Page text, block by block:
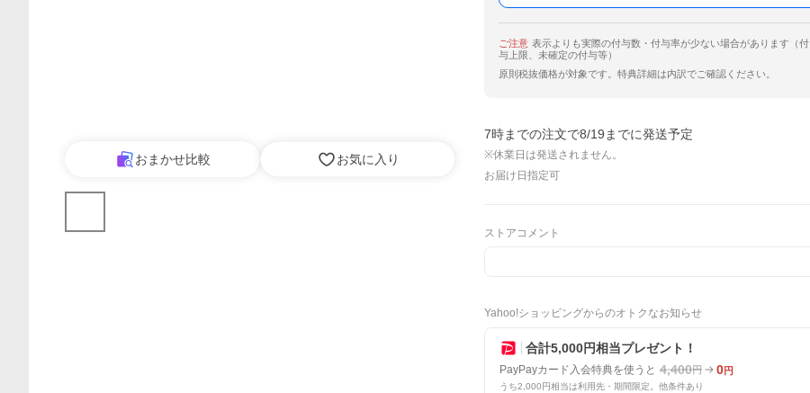
おまかせ比較 お気に入り
ご注意 表示よりも実際の付与数・付与率が少ない場合があります（付
与上限、未確定の付与等）
原則税抜価格が対象です。特典詳細は内訳でご確認ください。
7時までの注文で8/19までに発送予定
※休業日は発送されません。
お届け日指定可
ストアコメント
Yahoo!ショッピングからのオトクなお知らせ
合計5,000円相当プレゼント！
PayPayカード入会特典を使うと 4,400円 0円
うち2,000円相当は利用先・期間限定。他条件あり